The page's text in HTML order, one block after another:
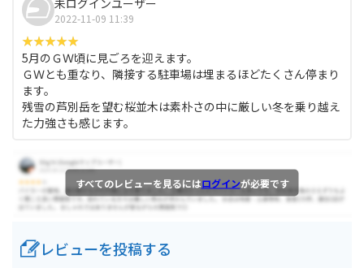
2022-11-09 11:39
5月のＧＷ頃に見ごろを迎えます。
ＧＷとも重なり、隣接する駐車場は埋まるほどたくさん停まり
ます。
残雪の芦別岳を望む桜並木は素朴さの中に厳しい冬を乗り越え
た力強さも感じます。
すべてのレビューを見るにはログインが必要です
レビューを投稿する